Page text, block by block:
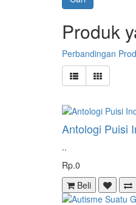
Produk
Perbandingan
Antologi Puisi
..
Rp.0
Beli